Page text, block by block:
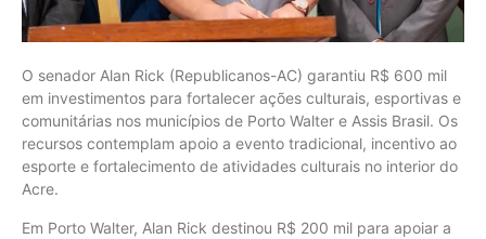
O senador Alan Rick (Republicanos-AC) garantiu R$ 600 mil
em investimentos para fortalecer ações culturais, esportivas e
comunitárias nos municípios de Porto Walter e Assis Brasil. Os
recursos contemplam apoio a evento tradicional, incentivo ao
esporte e fortalecimento de atividades culturais no interior do
Acre.
Em Porto Walter, Alan Rick destinou R$ 200 mil para apoiar a